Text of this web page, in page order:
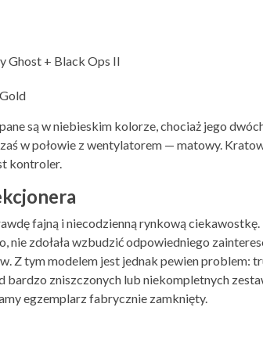
Ghost + Black Ops II
są w niebieskim kolorze, chociaż jego
w połowie z wentylatorem — matowy.
kontroler.
fajną i niecodzienną rynkową
nie zdołała wzbudzić odpowiedniego
Z tym modelem jest jednak pewien problem:
bardzo zniszczonych lub niekompletnych
egzemplarz fabrycznie zamknięty.